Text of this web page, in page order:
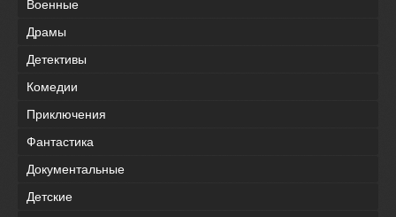
Военные
Драмы
Детективы
Комедии
Приключения
Фантастика
Документальные
Детские